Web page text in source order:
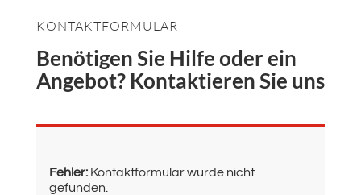
KONTAKTFORMULAR
Benötigen Sie Hilfe oder ein
Angebot? Kontaktieren Sie uns
Fehler:Kontaktformular wurde nicht
gefunden.